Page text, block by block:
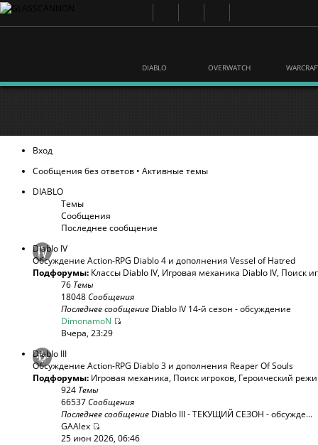
DIABLO OVERWATCH
Вход
Сообщения без ответов • Активные темы
DIABLO
Темы
Сообщения
Последнее сообщение
Diablo IV
Обсуждение Action-RPG Diablo 4 и дополнения Vessel of Hatred
Подфорумы: Классы Diablo IV, Игровая механика Diablo IV, Поиск
76 Темы
18048Сообщения
Последнее сообщение Diablo IV 14-й сезон - обсуждение
DimonamoN
Вчера, 23:29
Diablo III
Обсуждение Action-RPG Diablo 3 и дополнения Reaper Of Souls
Подфорумы: Игровая механика, Поиск игроков, Героический
924 Темы
66537Сообщения
Последнее сообщение Diablo III - ТЕКУЩИЙ СЕЗОН - обсужде...
GAAlex
25 июн 2026, 06:46